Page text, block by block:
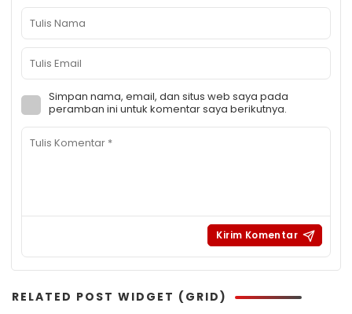
Simpan nama, email, dan situs web saya pada
peramban ini untuk komentar saya berikutnya.
RELATED POST WIDGET (GRID)